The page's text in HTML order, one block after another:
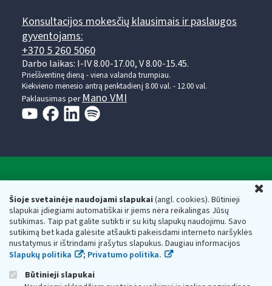
Šioje svetainėje naudojami slapukai(angl. cookies). Būtinieji
slapukai įdiegiami automatiškai ir jiems nėra reikalingas Jūsų
sutikimas. Taip pat galite sutikti ir su kitų slapukų naudojimu. Savo
sutikimą bet kada galėsite atšaukti pakeisdami interneto naršyklės
nustatymus ir ištrindami įrašytus slapukus. Daugiau informacijos
Slapukų politika
; Privatumo politika.
Būtinieji slapukai
Konsultacijos mokesčių klausimais ir paslaugos
gyventojams:
+370 5 260 5060
Darbo laikas: I-IV 8.00-17.00, V 8.00-15.45.
Prieššventinę dieną - viena valanda trumpiau.
Kiekvieno mėnesio antrą penktadienį 8.00 val. - 12.00 val.
Paklausimas perMano VMI
Valstybinė mokesčių inspekcija prie Lietuvos
Respublikos finansų ministerijos
Biudžetinė įstaiga. Juridinio asmens kodas — 188659752,
adresas: Vasario 16-osios g. 14, 01107 Vilnius, Lietuva, el.paštas:
vmi@vmi.lt , E. pristatymo dėžutės adresas 188659752
Duomenys apie Valstybinę mokesčių inspekciją prie Lietuvos
Respublikos finansų ministerijos kaupiami ir saugomi Juridinių